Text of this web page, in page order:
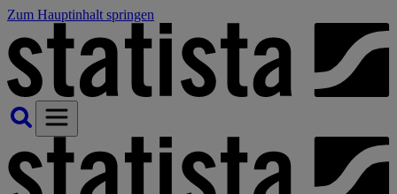
Zum Hauptinhalt springen